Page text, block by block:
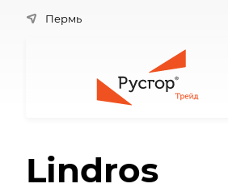
Пермь
Lindros